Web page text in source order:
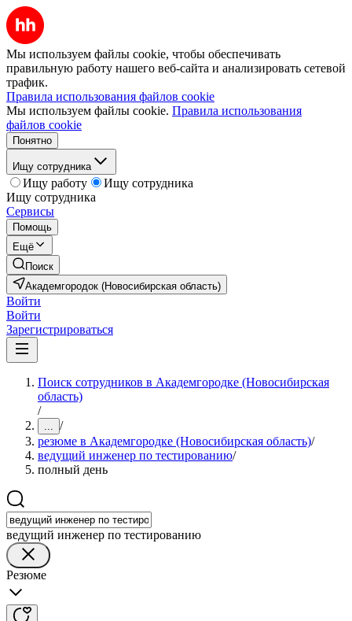
Мы используем файлы cookie, чтобы обеспечивать
правильную работу нашего веб-сайта и анализировать сетевой
трафик.
Правила использования файлов cookie
Мы используем файлы cookie. Правила использования
файлов cookie
Понятно
Ищу сотрудника
Ищу работу
Ищу сотрудника
Ищу сотрудника
Сервисы
Помощь
Ещё
Поиск
Академгородок (Новосибирская область)
Войти
Войти
Зарегистрироваться
Поиск сотрудников в Академгородке (Новосибирская
область)
/
... /
резюме в Академгородке (Новосибирская область)/
ведущий инженер по тестированию/
полный день
ведущий инженер по тестированию
Резюме